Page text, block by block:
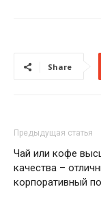
Share
Предыдущая статья
Чай или кофе
качества –
корпоративный